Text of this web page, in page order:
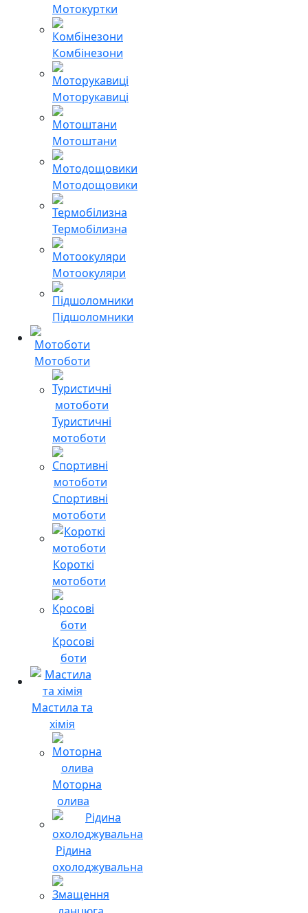
Мотокуртки
Комбінезони
Моторукавиці
Мотоштани
Мотодощовики
Термобілизна
Мотоокуляри
Підшоломники
Мотоботи
Туристичні
мотоботи
Спортивні
мотоботи
Короткі
мотоботи
Кросові
боти
Мастила та
хімія
Моторна
олива
Рідина
охолоджувальна